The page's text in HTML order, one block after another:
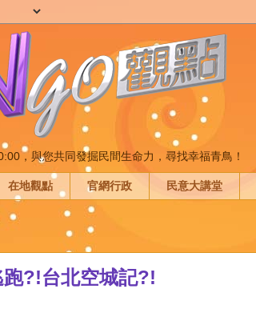
，與您共同發掘民間生命力，尋找幸福青鳥！
在地觀點 官網行政 民意大講堂
?!台北空城記?!